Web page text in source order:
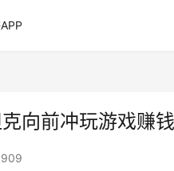
向前冲玩游戏赚钱